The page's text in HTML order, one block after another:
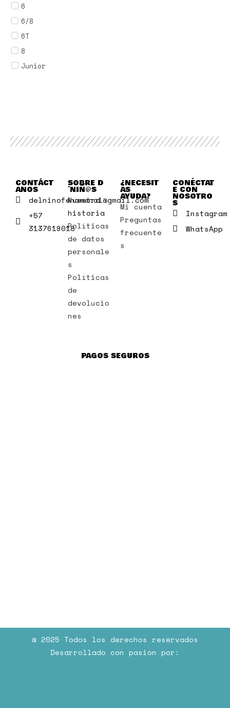
6
6/8
6T
8
Junior
CONTÁCT
ANOS
delninofenomeno1@gmail.com
+57
3137619018
SOBRE D
´NIÑ@S
Nuestra
historia
Políticas
de datos
personale
s
Políticas
de
devolucio
nes
¿NECESIT
AS
AYUDA?
Mi cuenta
Preguntas
frecuente
s
CONÉCTAT
E CON
NOSOTRO
S
Instagram
WhatsApp
PAGOS SEGUROS
@ 2025 Todos los derechos reservados
Desarrollado con pasión por: